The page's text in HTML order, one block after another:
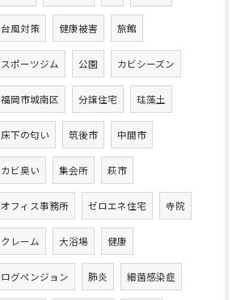
台風対策 健康被害 旅館
スポーツジム 公園 カビシーズン
福岡市城南区 分譲住宅 珪藻土
床下の匂い 筑後市 中間市
カビ臭い 集会所 萩市
オフィス事務所 ゼロエネ住宅 寺院
クレーム 大浴場 健康
ログペンジョン 肺炎 細菌感染症